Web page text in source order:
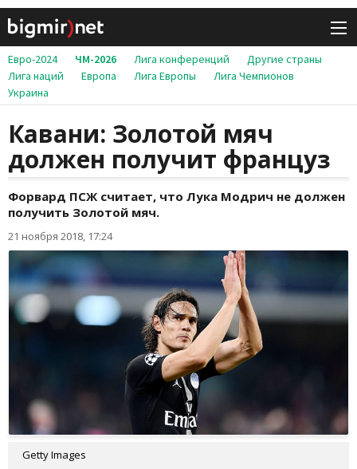
Евро-2024 ЧМ-2026 Лига конференций
Другие страны
Лига наций
Европа Лига Европы
Лига Чемпионов
Украина
Кавани: Золотой мяч
должен получит француз
Форвард ПСЖ считает, что Лука Модрич не должен
получить Золотой мяч.
21 ноября 2018, 17:24
Getty Images